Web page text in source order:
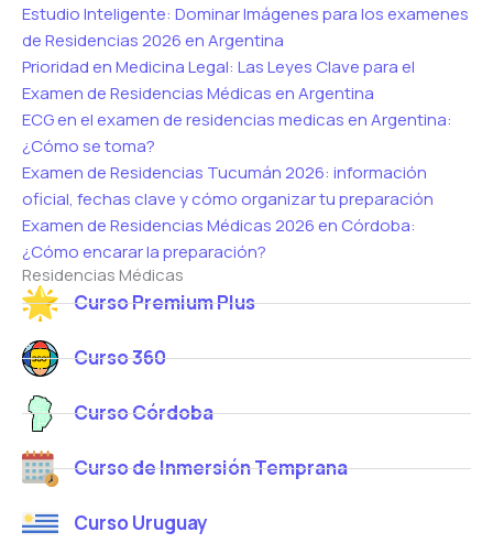
Estudio Inteligente: Dominar Imágenes para los examenes
de Residencias 2026 en Argentina
Prioridad en Medicina Legal: Las Leyes Clave para el
Examen de Residencias Médicas en Argentina
ECG en el examen de residencias medicas en Argentina:
¿Cómo se toma?
Examen de Residencias Tucumán 2026: información
oficial, fechas clave y cómo organizar tu preparación
Examen de Residencias Médicas 2026 en Córdoba:
¿Cómo encarar la preparación?
Residencias Médicas
Curso Premium Plus
Curso 360
Curso Córdoba
Curso de Inmersión Temprana
Curso Uruguay